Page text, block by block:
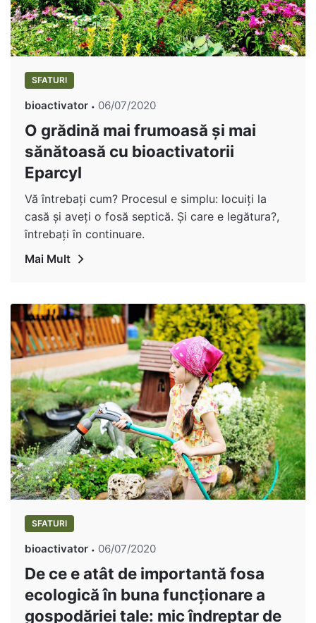
SFATURI
bioactivator 06/07/2020
O grădină mai frumoasă și mai
sănătoasă cu bioactivatorii
Eparcyl
Vă întrebați cum? Procesul e simplu: locuiți la
casă și aveți o fosă septică. Și care e legătura?,
întrebați în continuare.
Mai Mult
SFATURI
bioactivator 06/07/2020
De ce e atât de importantă fosa
ecologică în buna funcționare a
gospodăriei tale: mic îndreptar de